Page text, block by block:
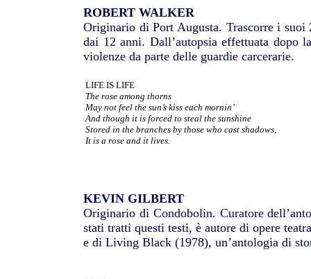
ROBERT WALKER
Originario di Port Augusta. Trascorre i
dai 12 anni. Dall’autopsia effettuata dopo
violenze da parte delle guardie carcerarie.
LIFE IS LIFE
The rose among thorns
May not feel the sun’s kiss each mornin’
And though it is forced to steal the sunshine
Stored in the branches by those who cast shadows,
It is a rose and it lives.
KEVIN GILBERT
Originario di Condobolin. Curatore
stati tratti questi testi, è autore di opere
e di Living Black (1978), un’antologia di